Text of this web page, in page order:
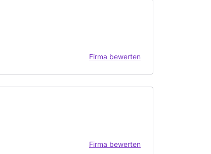
Firma bewerten
Firma bewerten